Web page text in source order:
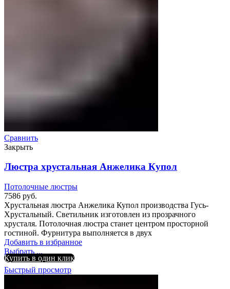
Сравнить
Закрыть
Люстра хрустальная Анжелика Купол
Потолочные люстры
7586 руб.
Хрустальная люстра Анжелика Купол производства Гусь-
Хрустальный. Светильник изготовлен из прозрачного
хрусталя. Потолочная люстра станет центром просторной
гостиной. Фурнитура выполняется в двух
Добавить в избранное
Выбрать ...
Купить в один клик
Быстрый просмотр